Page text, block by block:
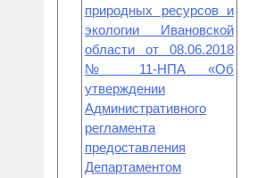
природных ресурсов и
экологии Ивановской
области от 08.06.2018
№ 11-НПА «Об
утверждении
Административного
регламента
предоставления
Департаментом